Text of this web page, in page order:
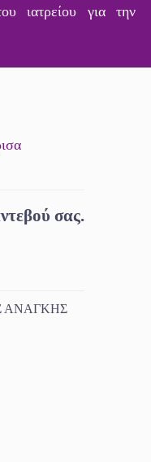
ιατρείου για την
σας.
ΑΝΑΓΚΗΣ